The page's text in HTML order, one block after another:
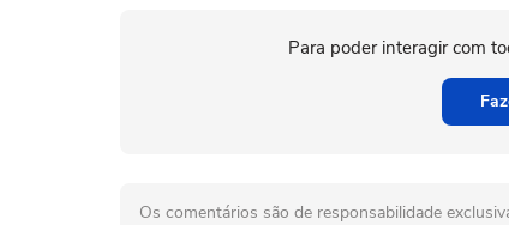
Para poder interagir com
Os comentários são de responsabilidade